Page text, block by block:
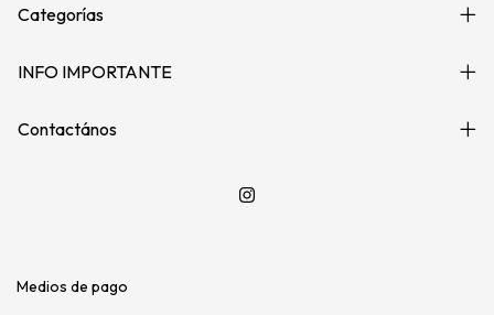
Categorías
INFO IMPORTANTE
Contactános
Medios de pago